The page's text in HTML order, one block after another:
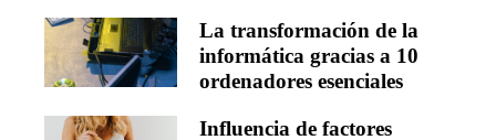
La transformación de la
informática gracias a 10
ordenadores esenciales
Influencia de factores